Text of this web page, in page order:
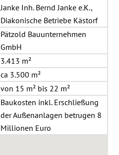
Janke Inh. Bernd Janke e.K.,
Diakonische Betriebe Kästorf
Pätzold Bauunternehmen
GmbH
3.413 m²
ca 3.500 m²
von 15 m² bis 22 m²
Bau­­kos­­ten inkl. Er­­sch­­lie­ßung
der Au­­ßen­an­la­­gen be­tru­­gen 8
Mil­­li­o­­nen Eu­­ro